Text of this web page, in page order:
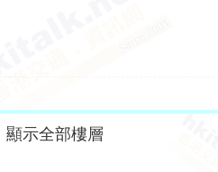
顯示全部樓層